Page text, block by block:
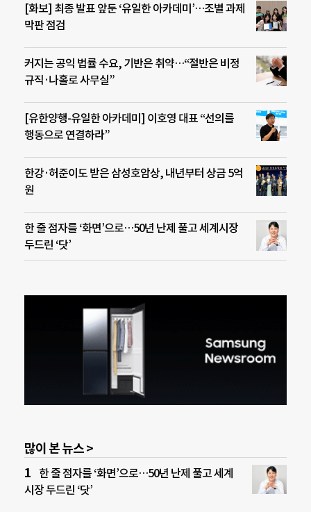
[화보] 최종 발표 앞둔 ‘유일한 아카데미’…조별 과제
막판 점검
커지는 공익 법률 수요, 기반은 취약…“절반은 비정
규직·나홀로 사무실”
[유한양행-유일한 아카데미] 이호영 대표 “선의를
행동으로 연결하라”
한강·허준이도 받은 삼성호암상, 내년부터 상금 5억
원
한 줄 점자를 ‘화면’으로…50년 난제 풀고 세계시장
두드린 ‘닷’
많이 본 뉴스 >
한 줄 점자를 ‘화면’으로…50년 난제 풀고 세계
시장 두드린 ‘닷’